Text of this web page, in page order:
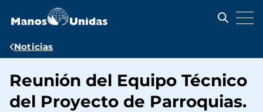
contenido
Ruta
navegación
Noticias
Reunión del Equipo Técnico
del Proyecto de Parroquias.